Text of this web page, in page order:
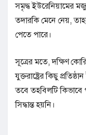
সমৃদ্ধ ইউরেনিয়ামের
তদারকি মেনে নেয়,
পেতে পারে।
সূত্রের মতে, দক্ষিণ
যুক্তরাষ্ট্রের কিছু
তবে তহবিলটি কিভাবে
সিদ্ধান্ত হয়নি।